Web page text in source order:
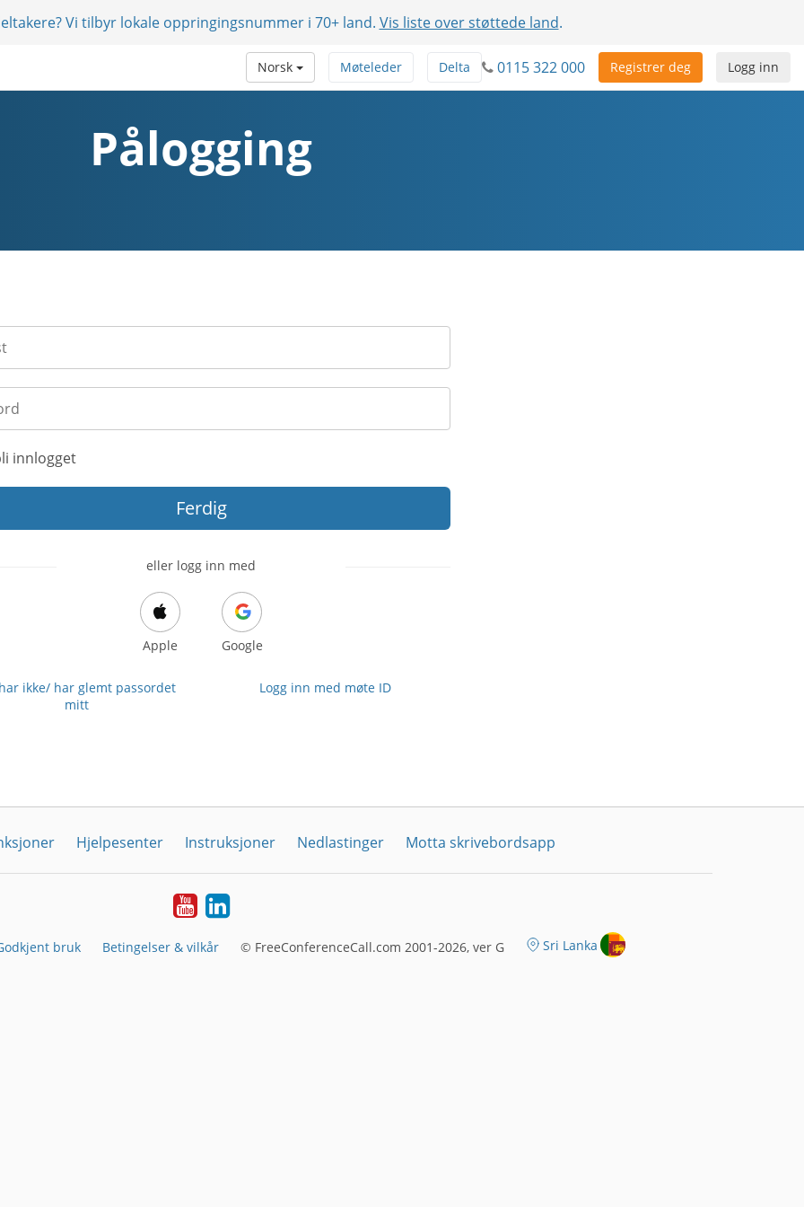
Vi tilbyr lokale oppringingsnummer i 70+ land. Vis liste over støttede land.
Logg inn
Registrer deg
0115 322 000
Delta
Møteleder
Norsk
Pålogging
innlogget
Ferdig
eller logg inn med
Apple Google
ikke/ har glemt passordet
mitt
Logg inn med møte ID
Hjelpesenter Instruksjoner Nedlastinger Motta skrivebordsapp
YouTubeLinkedin
bruk Betingelser & vilkår © FreeConferenceCall.com 2001-2026, ver G Sri Lanka